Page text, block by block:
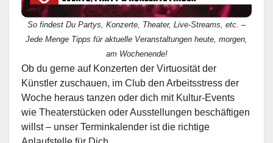
So findest Du Partys, Konzerte, Theater, Live-Streams, etc. –
Jede Menge Tipps für aktuelle Veranstaltungen heute, morgen,
am Wochenende!
Ob du gerne auf Konzerten der Virtuosität der
Künstler zuschauen, im Club den Arbeitsstress der
Woche heraus tanzen oder dich mit Kultur-Events
wie Theaterstücken oder Ausstellungen beschäftigen
willst – unser Terminkalender ist die richtige